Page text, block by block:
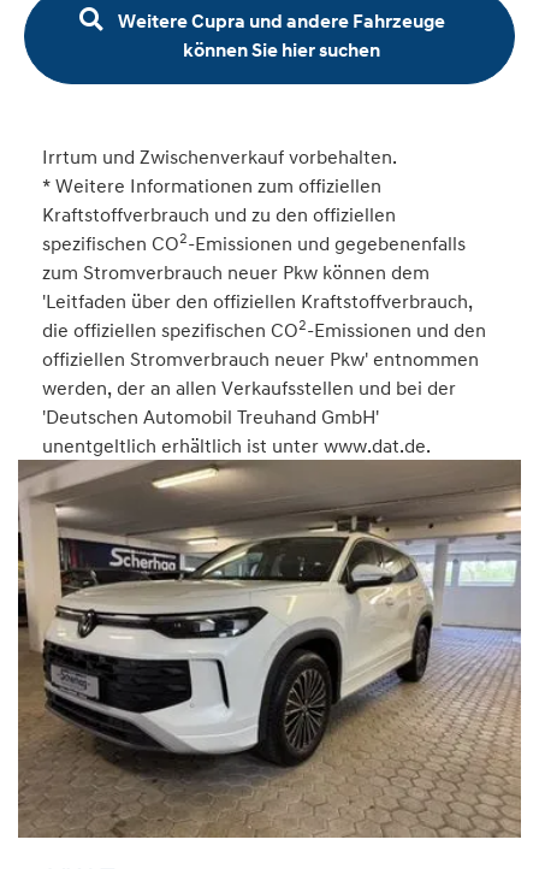
Weitere Cupra und andere Fahrzeuge
können Sie hier suchen
Irrtum und Zwischenverkauf vorbehalten.
* Weitere Informationen zum offiziellen
Kraftstoffverbrauch und zu den offiziellen
spezifischen CO2-Emissionen und gegebenenfalls
zum Stromverbrauch neuer Pkw können dem
'Leitfaden über den offiziellen Kraftstoffverbrauch,
die offiziellen spezifischen CO2-Emissionen und den
offiziellen Stromverbrauch neuer Pkw' entnommen
werden, der an allen Verkaufsstellen und bei der
'Deutschen Automobil Treuhand GmbH'
unentgeltlich erhältlich ist unter www.dat.de.